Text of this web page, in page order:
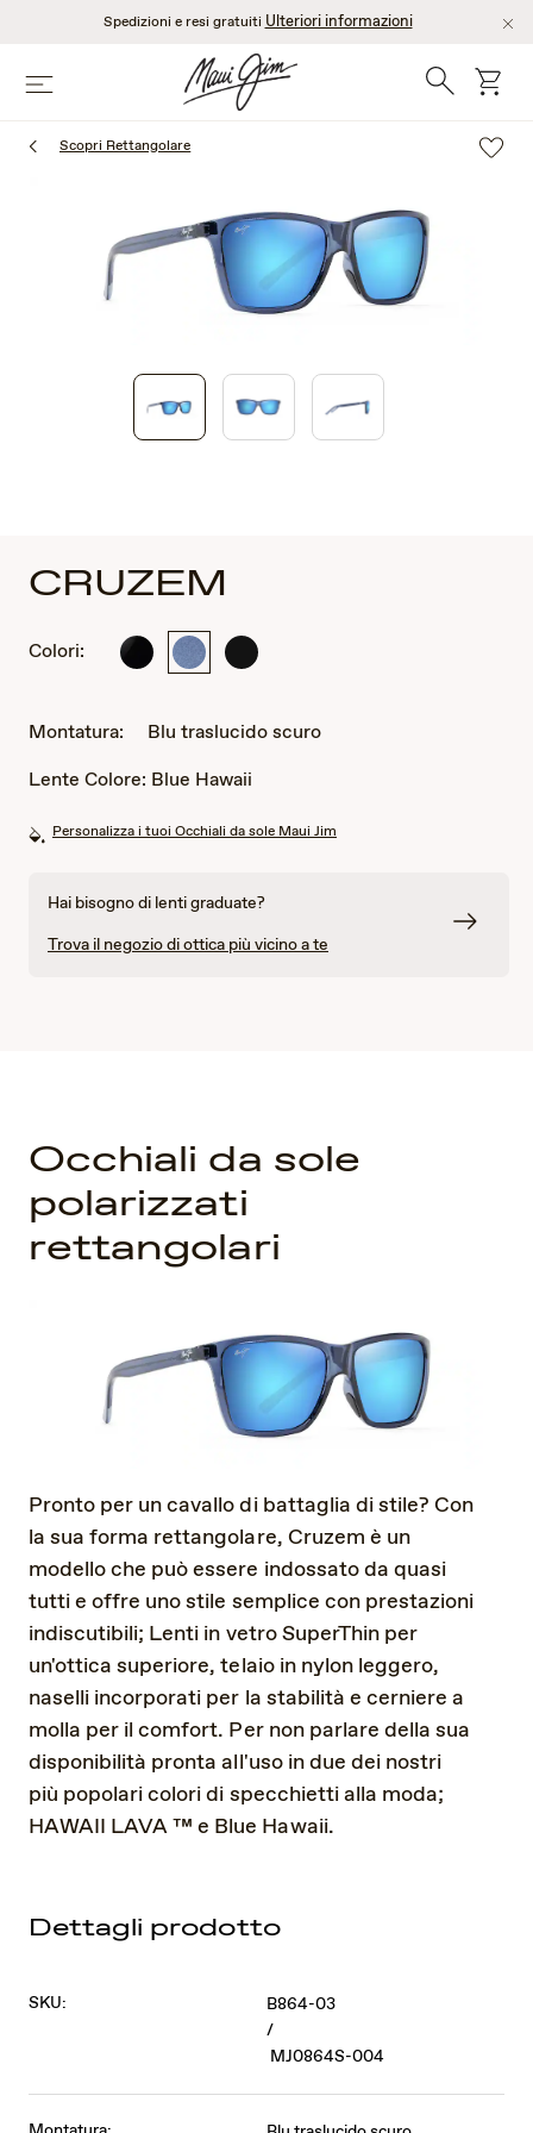
principale
Spedizioni e resi gratuiti Ulteriori informazioni
Menù Ricerca Cart
Scopri Rettangolare
CRUZEM
Colori:
Nero
Blu
Nero
Montatura:
Blu traslucido scuro
Lente Colore: Blue Hawaii
Personalizza i tuoi Occhiali da sole Maui Jim
Hai bisogno di lenti graduate?
Trova il negozio di ottica più vicino a te
Occhiali da sole
polarizzati
rettangolari
Pronto per un cavallo di battaglia di stile? Con
la sua forma rettangolare, Cruzem è un
modello che può essere indossato da quasi
tutti e offre uno stile semplice con prestazioni
indiscutibili; Lenti in vetro SuperThin per
un'ottica superiore, telaio in nylon leggero,
naselli incorporati per la stabilità e cerniere a
molla per il comfort. Per non parlare della sua
disponibilità pronta all'uso in due dei nostri
più popolari colori di specchietti alla moda;
HAWAII LAVA ™ e Blue Hawaii.
Dettagli prodotto
SKU:
B864-03
/
MJ0864S-004